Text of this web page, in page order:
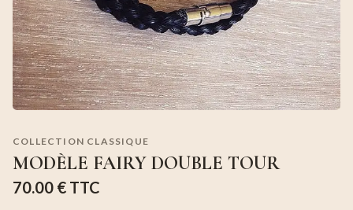
COLLECTION CLASSIQUE
MODÈLE FAIRY DOUBLE TOUR
70.00 € TTC